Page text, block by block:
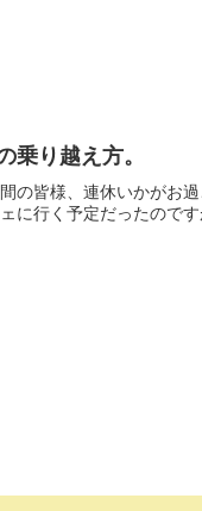
乗り越え方。
の皆様、連休いかがお
に行く予定だったので